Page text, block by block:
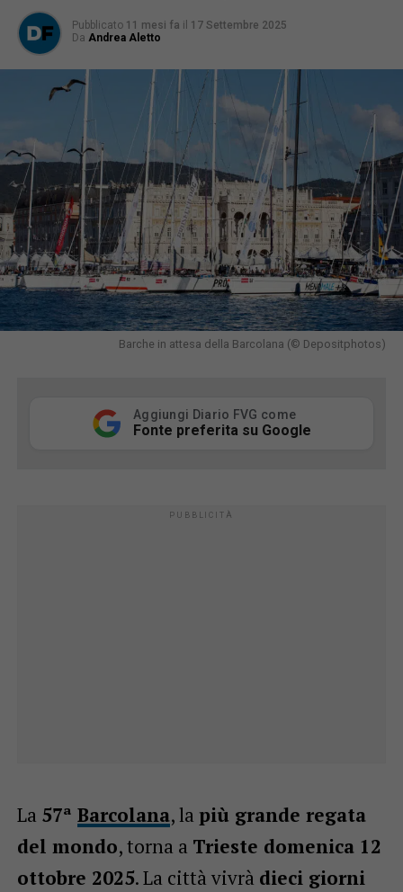
Pubblicato 11 mesi fa il 17 Settembre 2025
Da Andrea Aletto
Barche in attesa della Barcolana (© Depositphotos)
Aggiungi Diario FVG come
Fonte preferita su Google
La 57ª Barcolana, la più grande regata
del mondo, torna a Trieste domenica 12
ottobre 2025. La città vivrà dieci giorni